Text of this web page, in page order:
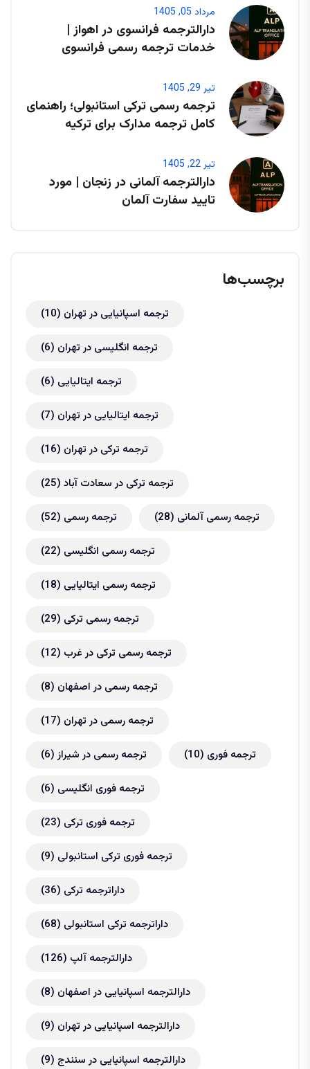
مرداد 05, 1405
دارالترجمه فرانسوی در اهواز |
خدمات ترجمه رسمی فرانسوی
تیر 29, 1405
ترجمه رسمی ترکی استانبولی؛ راهنمای
کامل ترجمه مدارک برای ترکیه
تیر 22, 1405
دارالترجمه آلمانی در زنجان | مورد
تایید سفارت آلمان
برچسب‌ها
ترجمه اسپانیایی در تهران (10)
ترجمه انگلیسی در تهران (6)
ترجمه ایتالیایی (6)
ترجمه ایتالیایی در تهران (7)
ترجمه ترکی در تهران (16)
ترجمه ترکی در سعادت آباد (25)
ترجمه رسمی (52) ترجمه رسمی آلمانی (28)
ترجمه رسمی انگلیسی (22)
ترجمه رسمی ایتالیایی (18)
ترجمه رسمی ترکی (29)
ترجمه رسمی ترکی در غرب (12)
ترجمه رسمی در اصفهان (8)
ترجمه رسمی در تهران (17)
ترجمه رسمی در شیراز(6) ترجمه فوری (10)
ترجمه فوری انگلیسی (6)
ترجمه فوری ترکی (23)
ترجمه فوری ترکی استانبولی (9)
داراترجمه ترکی (36)
داراترجمه ترکی استانبولی (68)
دارالترجمه آلپ (126)
دارالترجمه اسپانیایی در اصفهان (8)
دارالترجمه اسپانیایی در تهران (9)
دارالترجمه اسپانیایی در سنندج (9)